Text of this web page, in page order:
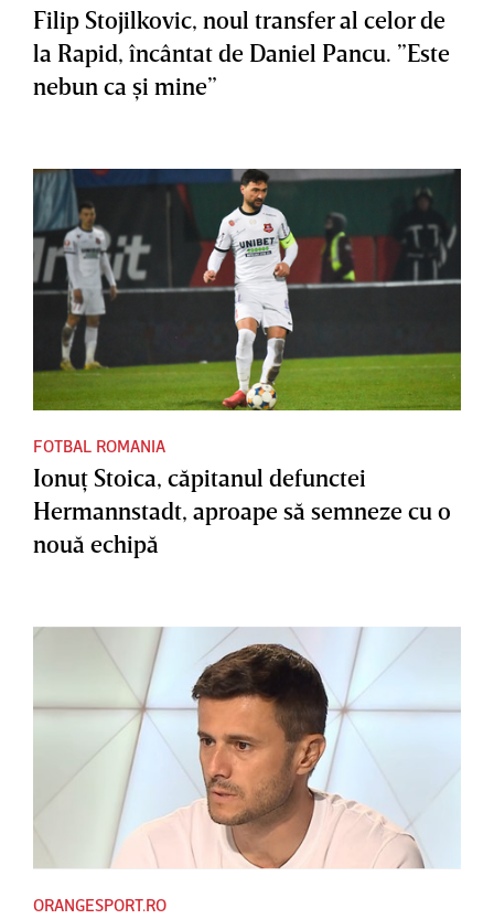
Filip Stojilkovic, noul transfer al celor de
la Rapid, încântat de Daniel Pancu. ”Este
nebun ca şi mine”
FOTBAL ROMANIA
Ionuţ Stoica, căpitanul defunctei
Hermannstadt, aproape să semneze cu o
nouă echipă
ORANGESPORT.RO